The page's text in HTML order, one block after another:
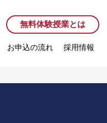
無料体験授業とは
お申込の流れ 採用情報
無料体験授業とは
お申込の流れ 採用情報